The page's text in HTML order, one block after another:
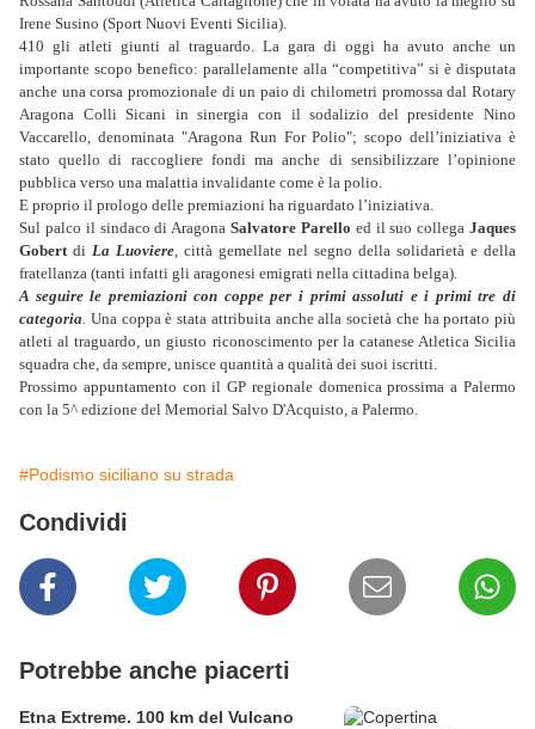
Irene Susino (Sport Nuovi Eventi Sicilia).
410 gli atleti giunti al traguardo. La gara di oggi ha avuto anche un
importante scopo benefico: parallelamente alla “competitiva” si è disputata
anche una corsa promozionale di un paio di chilometri promossa dal Rotary
Aragona Colli Sicani in sinergia con il sodalizio del presidente Nino
Vaccarello, denominata "Aragona Run For Polio"; scopo dell’iniziativa è
stato quello di raccogliere fondi ma anche di sensibilizzare l’opinione
pubblica verso una malattia invalidante come è la polio.
E proprio il prologo delle premiazioni ha riguardato l’iniziativa.
Sul palco il sindaco di Aragona Salvatore Parello ed il suo collegaJaques
Gobertdi La Luoviere, città gemellate nel segno della solidarietà e della
fratellanza (tanti infatti gli aragonesi emigrati nella cittadina belga).
A seguire le premiazioni con coppe per i primi assoluti e i primi tre di
categoria. Una coppa è stata attribuita anche alla società che ha portato più
atleti al traguardo, un giusto riconoscimento per la catanese Atletica Sicilia
squadra che, da sempre, unisce quantità a qualità dei suoi iscritti.
Prossimo appuntamento con il GP regionale domenica prossima a Palermo
con la 5^ edizione del Memorial Salvo D'Acquisto, a Palermo.
#Podismo siciliano su strada
Condividi
Potrebbe anche piacerti
Etna Extreme. 100 km del Vulcano